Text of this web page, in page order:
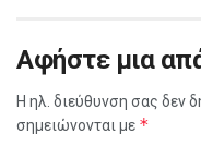
Αφήστε μια
Η ηλ. διεύθυνση σας δεν
σημειώνονται με *